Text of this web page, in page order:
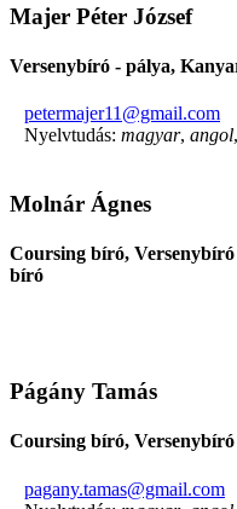
Majer Péter József
Versenybíró - pálya,
petermajer11@gmail.com
Nyelvtudás: magyar, angol,
Molnár Ágnes
Coursing bíró,
bíró
Págány Tamás
Coursing bíró,
pagany.tamas@gmail.com